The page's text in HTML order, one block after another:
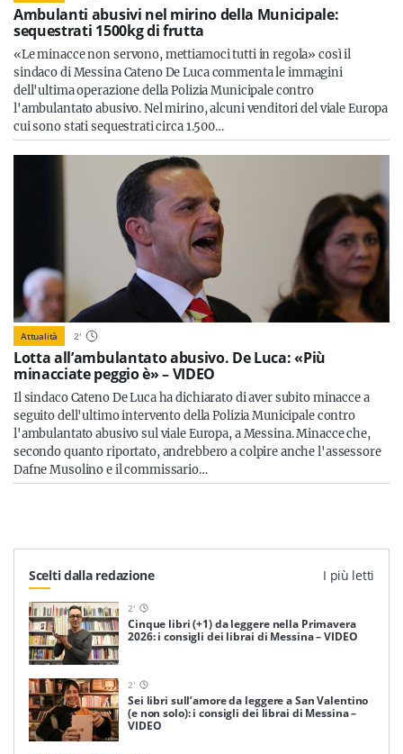
Ambulanti abusivi nel mirino della Municipale:
sequestrati 1500kg di frutta
«Le minacce non servono, mettiamoci tutti in regola» così il
sindaco di Messina Cateno De Luca commenta le immagini
dell'ultima operazione della Polizia Municipale contro
l'ambulantato abusivo. Nel mirino, alcuni venditori del viale Europa
cui sono stati sequestrati circa 1.500…
Attualità 2'
Lotta all’ambulantato abusivo. De Luca: «Più
minacciate peggio è» – VIDEO
Il sindaco Cateno De Luca ha dichiarato di aver subito minacce a
seguito dell'ultimo intervento della Polizia Municipale contro
l'ambulantato abusivo sul viale Europa, a Messina. Minacce che,
secondo quanto riportato, andrebbero a colpire anche l'assessore
Dafne Musolino e il commissario…
Scelti dalla redazione I più letti
2'
Cinque libri (+1) da leggere nella Primavera
2026: i consigli dei librai di Messina – VIDEO
2'
Sei libri sull’amore da leggere a San Valentino
(e non solo): i consigli dei librai di Messina –
VIDEO